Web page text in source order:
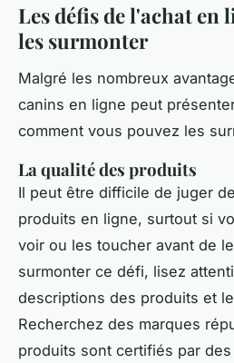
Les défis de l'achat en
les surmonter
Malgré les nombreux
canins en ligne peut
comment vous pouvez les
La qualité des produits
Il peut être difficile de juger
produits en ligne, surtout si
voir ou les toucher avant de
surmonter ce défi, lisez
descriptions des produits et
Recherchez des marques
produits sont certifiés par